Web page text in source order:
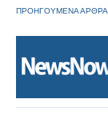
ΠΡΟΗΓΟΥΜΕΝΑ ΑΡΘΡΑ